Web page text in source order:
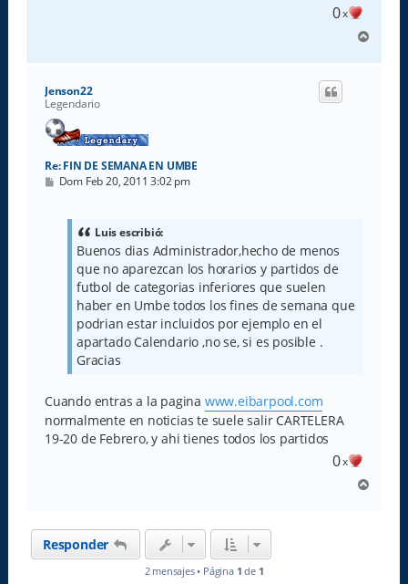
0x
r
Jenson22
Legendario
Re: FIN DE SEMANA EN UMBE
M
Dom Feb 20, 2011 3:02 pm
Luis escribió:
Buenos dias Administrador,hecho de menos
que no aparezcan los horarios y partidos de
futbol de categorias inferiores que suelen
haber en Umbe todos los fines de semana que
podrian estar incluidos por ejemplo en el
apartado Calendario ,no se, si es posible .
Gracias
Cuando entras a la pagina www.eibarpool.com
normalmente en noticias te suele salir CARTELERA
19-20 de Febrero, y ahi tienes todos los partidos
0x
Responder
2 mensajes • Página 1 de 1